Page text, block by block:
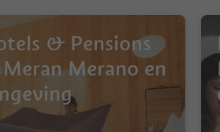
& Pensions
Merano en